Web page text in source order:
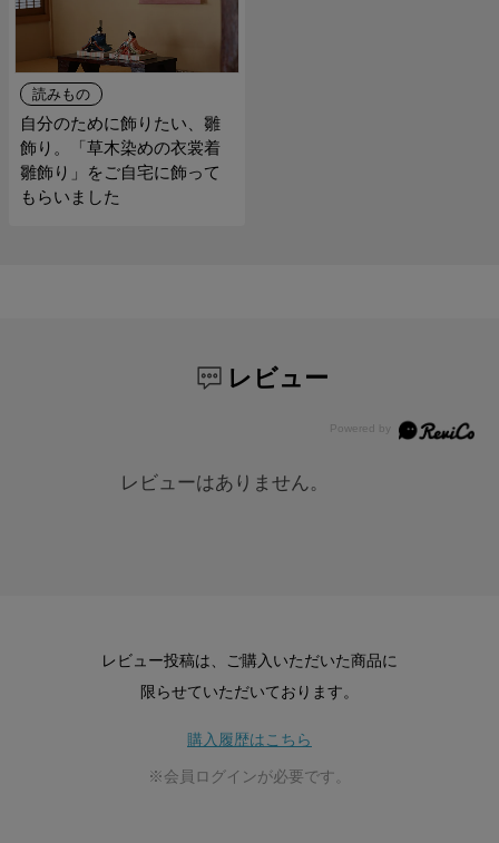
読みもの
自分のために飾りたい、雛
飾り。「草木染めの衣裳着
雛飾り」をご自宅に飾って
もらいました
レビュー
レビューはありません。
レビュー投稿は、ご購入いただいた商品に
限らせていただいております。
購入履歴はこちら
※会員ログインが必要です。